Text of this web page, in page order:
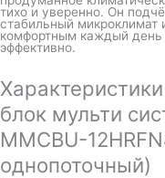
тихо и уверенно. Он
стабильный микроклимат
комфортным каждый день
эффективно.
блок мульти
MMCBU-
однопоточный)